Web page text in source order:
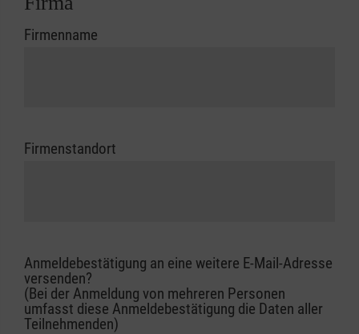
Firmenname
Firmenstandort
Anmeldebestätigung an eine weitere E-Mail-Adresse
versenden?
(Bei der Anmeldung von mehreren Personen
umfasst diese Anmeldebestätigung die Daten aller
Teilnehmenden)